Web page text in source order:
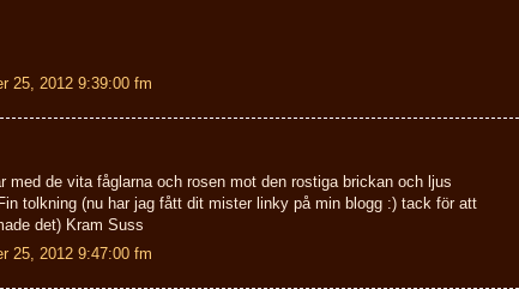
25, 2012 9:39:00 fm
med de vita fåglarna och rosen mot den rostiga brickan och ljus
tolkning (nu har jag fått dit mister linky på min blogg :) tack för att
det) Kram Suss
25, 2012 9:47:00 fm